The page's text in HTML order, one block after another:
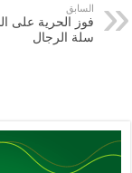
السابق
فوز الحرية على
سلة الرجال